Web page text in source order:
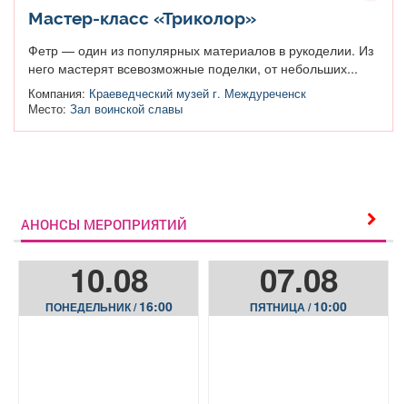
Мастер-класс «Триколор»
Фетр — один из популярных материалов в рукоделии. Из
него мастерят всевозможные поделки, от небольших...
Компания: Краеведческий музей г. Междуреченск
Место: Зал воинской славы
АНОНСЫ МЕРОПРИЯТИЙ
10.08
ПОНЕДЕЛЬНИК /16:00
07.08
ПЯТНИЦА /10:00